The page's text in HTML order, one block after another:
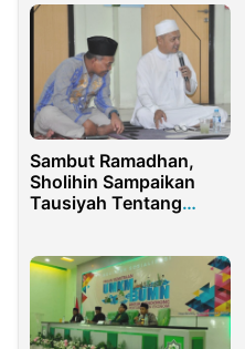
Sambut Ramadhan,
Sholihin Sampaikan
Tausiyah Tentang